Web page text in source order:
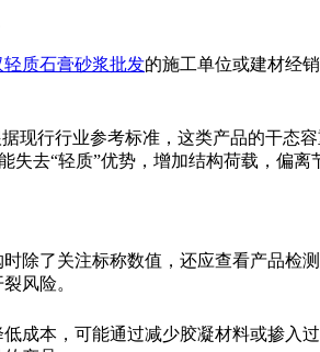
轻质石膏砂浆批发的施工单位或建材经
行行业参考标准，这类产品的干态
失去“轻质”优势，增加结构荷载，偏离
除了关注标称数值，还应查看产品检
风险。
成本，可能通过减少胶凝材料或掺入